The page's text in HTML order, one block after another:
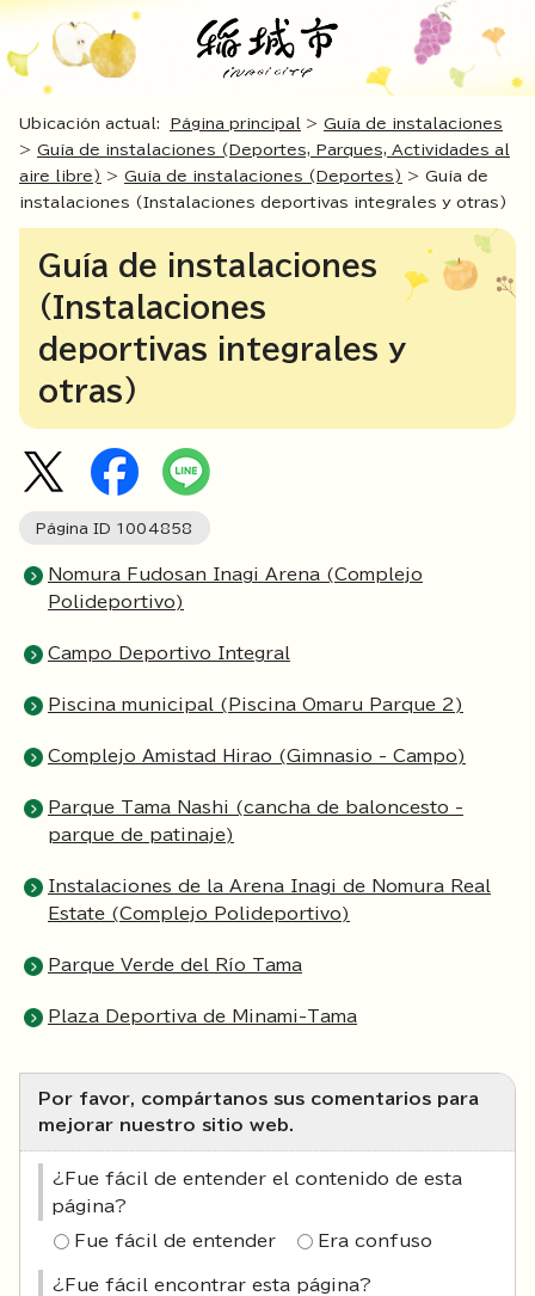
Ubicación actual: Página principal > Guía de instalaciones
> Guía de instalaciones (Deportes, Parques, Actividades al
aire libre) > Guía de instalaciones (Deportes) > Guía de
instalaciones (Instalaciones deportivas integrales y otras)
Guía de instalaciones
(Instalaciones
deportivas integrales y
otras)
Página ID 1004858
Nomura Fudosan Inagi Arena (Complejo
Polideportivo)
Campo Deportivo Integral
Piscina municipal (Piscina Omaru Parque 2)
Complejo Amistad Hirao (Gimnasio - Campo)
Parque Tama Nashi (cancha de baloncesto -
parque de patinaje)
Instalaciones de la Arena Inagi de Nomura Real
Estate (Complejo Polideportivo)
Parque Verde del Río Tama
Plaza Deportiva de Minami-Tama
Por favor, compártanos sus comentarios para
mejorar nuestro sitio web.
¿Fue fácil de entender el contenido de esta
página?
Fue fácil de entender Era confuso
¿Fue fácil encontrar esta página?